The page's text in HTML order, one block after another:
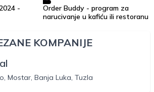
-
Order Buddy - program za
narucivanje u kafiću ili restoranu
KOMPANIJE
Mostar, Banja Luka, Tuzla